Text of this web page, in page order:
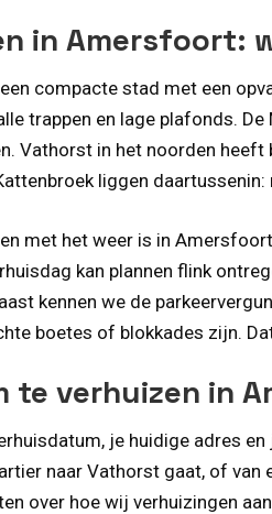
in Amersfoort:
compacte stad met een
trappen en lage plafonds.
Vathorst in het noorden
liggen
met het weer is in
kan plannen flink
kennen we de
boetes of blokkades zijn.
te verhuizen in
je huidige adres
naar Vathorst gaat, of van
over hoe wij verhuizingen